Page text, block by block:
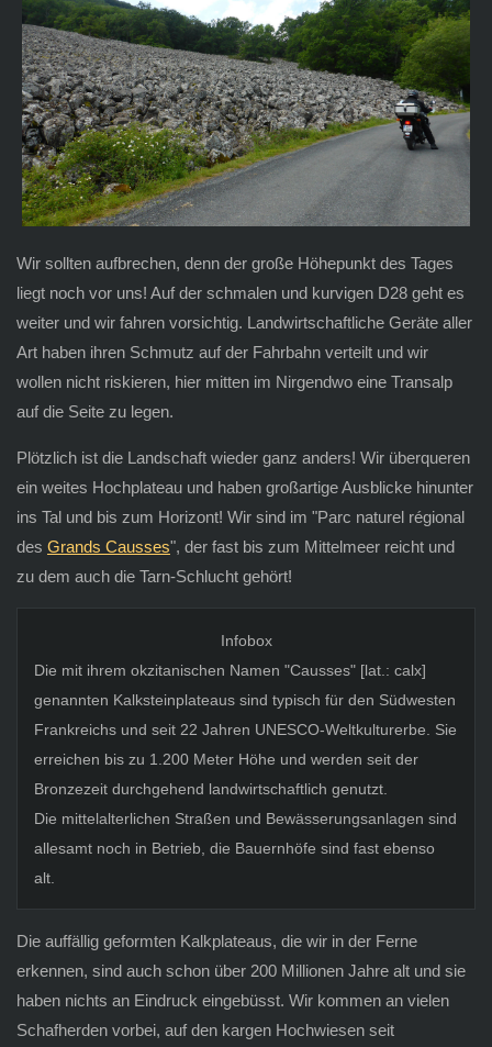
Wir sollten aufbrechen, denn der große Höhepunkt des Tages
liegt noch vor uns! Auf der schmalen und kurvigen D28 geht es
weiter und wir fahren vorsichtig. Landwirtschaftliche Geräte aller
Art haben ihren Schmutz auf der Fahrbahn verteilt und wir
wollen nicht riskieren, hier mitten im Nirgendwo eine Transalp
auf die Seite zu legen.
Plötzlich ist die Landschaft wieder ganz anders! Wir überqueren
ein weites Hochplateau und haben großartige Ausblicke hinunter
ins Tal und bis zum Horizont! Wir sind im "Parc naturel régional
des Grands Causses", der fast bis zum Mittelmeer reicht und
zu dem auch die Tarn-Schlucht gehört!
Infobox
Die mit ihrem okzitanischen Namen "Causses" [lat.: calx]
genannten Kalksteinplateaus sind typisch für den Südwesten
Frankreichs und seit 22 Jahren UNESCO-Weltkulturerbe. Sie
erreichen bis zu 1.200 Meter Höhe und werden seit der
Bronzezeit durchgehend landwirtschaftlich genutzt.
Die mittelalterlichen Straßen und Bewässerungsanlagen sind
allesamt noch in Betrieb, die Bauernhöfe sind fast ebenso
alt.
Die auffällig geformten Kalkplateaus, die wir in der Ferne
erkennen, sind auch schon über 200 Millionen Jahre alt und sie
haben nichts an Eindruck eingebüsst. Wir kommen an vielen
Schafherden vorbei, auf den kargen Hochwiesen seit